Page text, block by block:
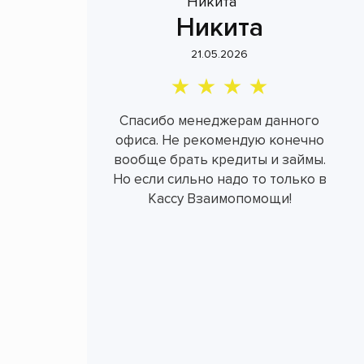
Никита
21.05.2026
Спасибо менеджерам данного
офиса. Не рекомендую конечно
вообще брать кредиты и займы.
Но если сильно надо то только в
Кассу Взаимопомощи!